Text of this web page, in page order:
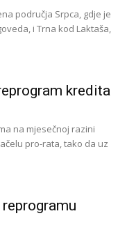
područja Srpca, gdje je
i Trna kod Laktaša,
kredita
na mjesečnoj razini
pro-rata, tako da uz